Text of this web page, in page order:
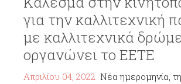
για την καλλιτεχνική
με καλλιτεχνικά
οργανώνει το ΕΕΤΕ
Απριλίου 04, 2022 Νέα ημερομηνία,